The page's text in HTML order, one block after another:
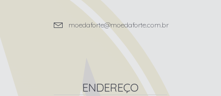
moedaforte@moedaforte.com.br
ENDEREÇO